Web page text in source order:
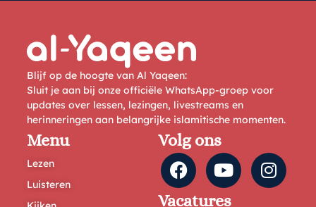
Blijf op de hoogte van Al Yaqeen:
Sluit je aan bij onze officiële WhatsApp-groep voor
updates over lessen, lezingen, livestreams en
herinneringen aan belangrijke islamitische momenten.
Menu
Lezen
Luisteren
Volg ons
Vacatures